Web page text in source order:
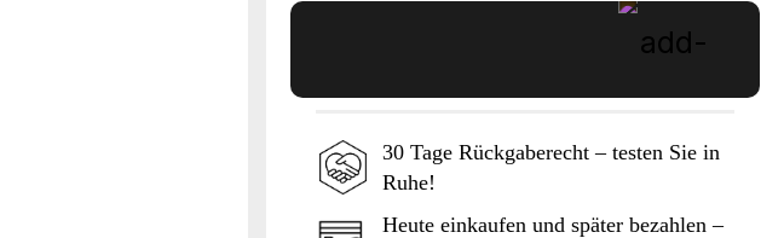
In den Warenkorb
30 Tage Rückgaberecht – testen Sie in
Ruhe!
Heute einkaufen und später bezahlen –